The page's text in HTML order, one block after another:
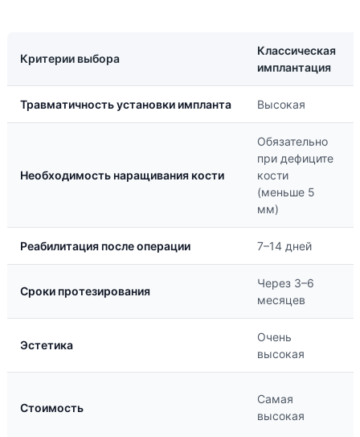
Критерии выбора
Классическая
имплантация
Травматичность установки импланта Высокая
Необходимость наращивания кости
Обязательно
при дефиците
кости
(меньше 5
мм)
Реабилитация после операции 7–14 дней
Сроки протезирования
Через 3–6
месяцев
Эстетика
Очень
высокая
Стоимость
Самая
высокая